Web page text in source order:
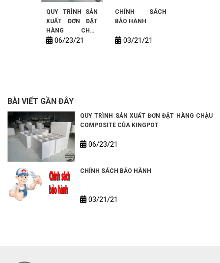
QUY TRÌNH SẢN
XUẤT ĐƠN ĐẶT
HÀNG CHẬU
COMPOSITE CỦA
06/23/21
CHÍNH SÁCH
BẢO HÀNH
03/21/21
BÀI VIẾT GẦN ĐÂY
QUY TRÌNH SẢN XUẤT ĐƠN ĐẶT HÀNG CHẬU
COMPOSITE CỦA KINGPOT
06/23/21
CHÍNH SÁCH BẢO HÀNH
03/21/21